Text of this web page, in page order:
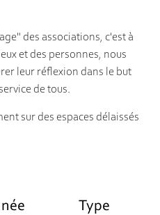
des associations, c'est à
et des personnes, nous
leur réflexion dans le but
de tous.
sur des espaces délaissés
Type